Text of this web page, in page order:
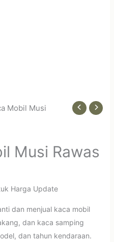
Mobil Musi
Musi Rawas
Harga Update
dan menjual kaca mobil
dan kaca samping
dan tahun kendaraan.